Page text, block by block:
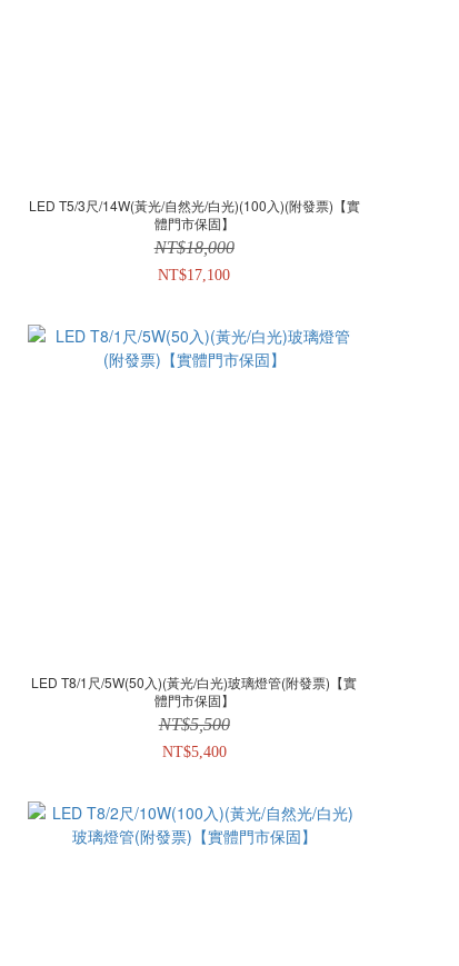
LED T5/3尺/14W(黃光/自然光/白光)(100入)(附發票)【實
體門市保固】
NT$18,000
NT$17,100
LED T8/1尺/5W(50入)(黃光/白光)玻璃燈管(附發票)【實
體門市保固】
NT$5,500
NT$5,400